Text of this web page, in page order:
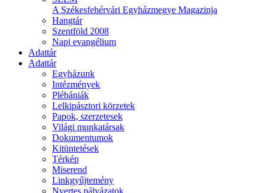
A Székesfehérvári Egyházmegye Magazinja
Hangtár
Szentföld 2008
Napi evangélium
Adattár
Adattár
Egyházunk
Intézmények
Plébániák
Lelkipásztori körzetek
Papok, szerzetesek
Világi munkatársak
Dokumentumok
Kitüntetések
Térkép
Miserend
Linkgyűjtemény
Nyertes pályázatok